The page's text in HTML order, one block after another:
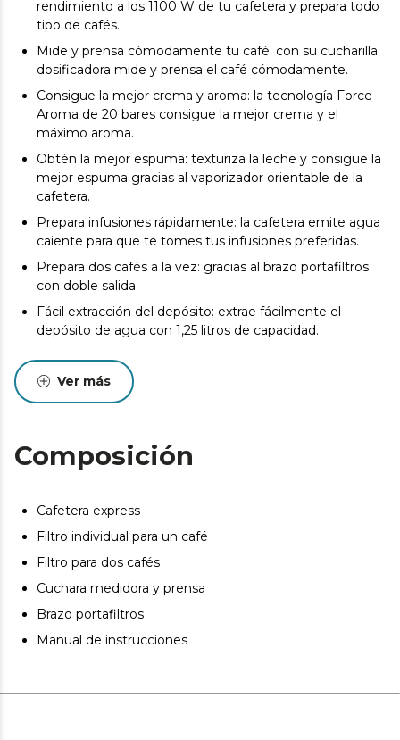
rendimiento a los 1100 W de tu cafetera y prepara todo
tipo de cafés.
Mide y prensa cómodamente tu café: con su cucharilla
dosificadora mide y prensa el café cómodamente.
Consigue la mejor crema y aroma: la tecnología Force
Aroma de 20 bares consigue la mejor crema y el
máximo aroma.
Obtén la mejor espuma: texturiza la leche y consigue la
mejor espuma gracias al vaporizador orientable de la
cafetera.
Prepara infusiones rápidamente: la cafetera emite agua
caiente para que te tomes tus infusiones preferidas.
Prepara dos cafés a la vez: gracias al brazo portafiltros
con doble salida.
Fácil extracción del depósito: extrae fácilmente el
depósito de agua con 1,25 litros de capacidad.
Mantén la temperatura de tus cafés: mantén la
temperatura de tus cafés en la bandeja calienta tazas
de acero inoxidable.
Ver más
Composición
Cafetera express
Filtro individual para un café
Filtro para dos cafés
Cuchara medidora y prensa
Brazo portafiltros
Manual de instrucciones